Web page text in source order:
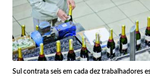
Sul contrata seis em cada dez trabalhadores